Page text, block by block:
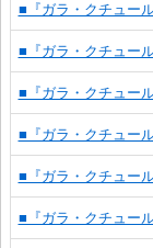
■『ガラ・クチュー
■『ガラ・クチュー
■『ガラ・クチュー
■『ガラ・クチュー
■『ガラ・クチュー
■『ガラ・クチュー